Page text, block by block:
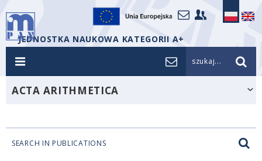
JEDNOSTKA NAUKOWA KATEGORII A+
szukaj...
ACTA ARITHMETICA
SEARCH IN PUBLICATIONS